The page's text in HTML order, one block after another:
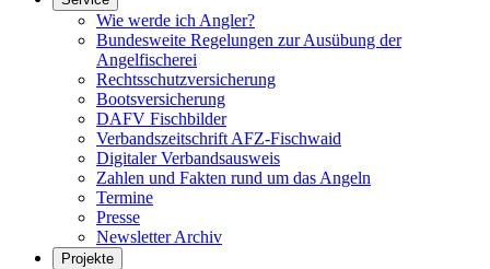
Wie werde ich Angler?
Bundesweite Regelungen zur Ausübung der
Angelfischerei
Rechtsschutzversicherung
Bootsversicherung
DAFV Fischbilder
Verbandszeitschrift AFZ-Fischwaid
Digitaler Verbandsausweis
Zahlen und Fakten rund um das Angeln
Termine
Presse
Newsletter Archiv
Projekte